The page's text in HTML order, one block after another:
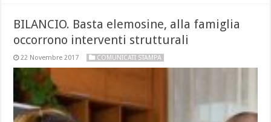
BILANCIO. Basta elemosine, alla famiglia
occorrono interventi strutturali
22 Novembre 2017 COMUNICATI STAMPA